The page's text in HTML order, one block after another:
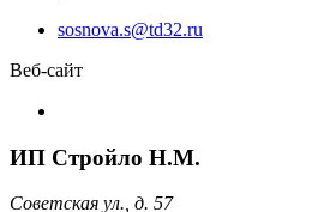
sosnova.s@td32.ru
Веб-сайт
ИП Стройло Н.М.
Советская ул., д. 57